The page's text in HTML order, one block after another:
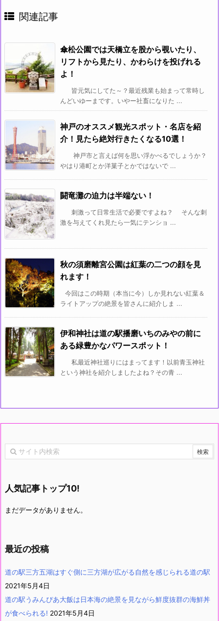
関連記事
傘松公園では天橋立を股から覗いたり、
リフトから見たり、かわらけを投げれる
よ！
皆元気にしてた～？最近残業も始まって常時し
んどいゆーまです。いやー社畜になりた ...
神戸のオススメ観光スポット・名店を紹
介！見たら絶対行きたくなる10選！
神戸市と言えば何を思い浮かべるでしょうか？
やはり港町とか洋菓子とかではないで ...
闘竜灘の迫力は半端ない！
刺激って日常生活で必要ですよね？ そんな刺
激を与えてくれ見たら一気にテンショ ...
秋の須磨離宮公園は紅葉の二つの顔を見
れます！
今回はこの時期（本当に今）しか見れない紅葉＆
ライトアップの絶景を皆さんに紹介しま ...
伊和神社は道の駅播磨いちのみやの前に
ある緑豊かなパワースポット！
私最近神社巡りにはまってます！以前青玉神社
という神社を紹介しましたよね？その青 ...
人気記事トップ10!
まだデータがありません。
最近の投稿
道の駅三方五湖はすぐ側に三方湖が広がる自然を感じられる道の駅
2021年5月4日
道の駅うみんぴあ大飯は日本海の絶景を見ながら鮮度抜群の海鮮丼
が食べられる! 2021年5月4日